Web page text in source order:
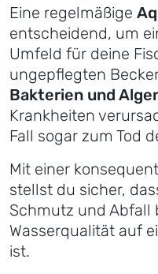
Eine regelmäßige
entscheidend, um
Umfeld für deine
ungepflegten
Bakterien und
Krankheiten
Fall sogar zum Tod
Mit einer
stellst du sicher,
Schmutz und Abfall
Wasserqualität auf
ist.